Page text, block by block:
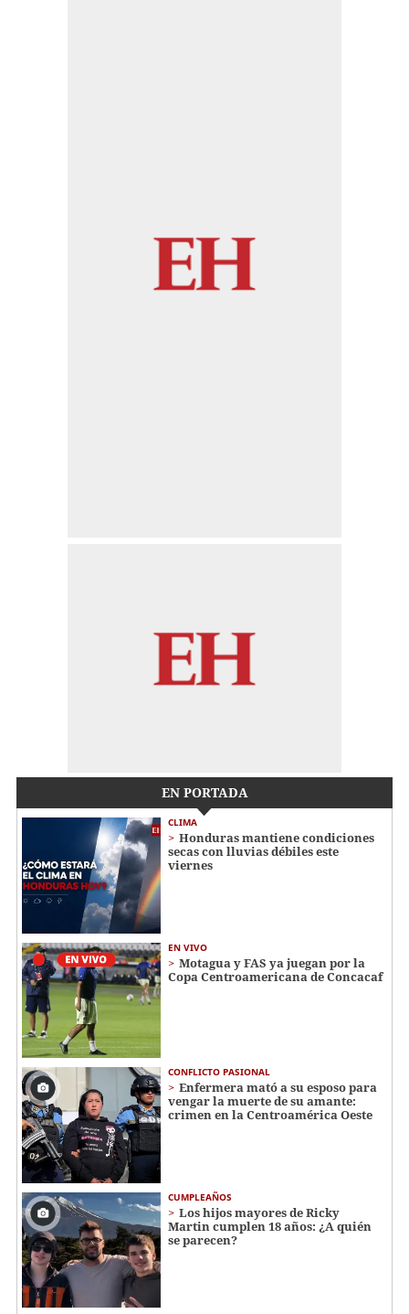
EN PORTADA
CLIMA
Honduras mantiene condiciones
secas con lluvias débiles este
viernes
EN VIVO
Motagua y FAS ya juegan por la
Copa Centroamericana de Concacaf
CONFLICTO PASIONAL
Enfermera mató a su esposo para
vengar la muerte de su amante:
crimen en la Centroamérica Oeste
CUMPLEAÑOS
Los hijos mayores de Ricky
Martin cumplen 18 años: ¿A quién
se parecen?